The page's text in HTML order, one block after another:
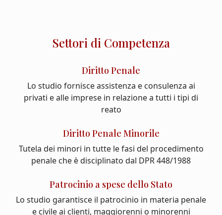
Settori di Competenza
Diritto Penale
Lo studio fornisce assistenza e consulenza ai
privati e alle imprese in relazione a tutti i tipi di
reato
Diritto Penale Minorile
Tutela dei minori in tutte le fasi del procedimento
penale che è disciplinato dal DPR 448/1988
Patrocinio a spese dello Stato
Lo studio garantisce il patrocinio in materia penale
e civile ai clienti, maggiorenni o minorenni